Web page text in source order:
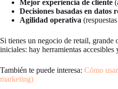
Mejor experiencia de cliente
Decisiones basadas en datos
Agilidad operativa
Si tienes un negocio de retail, grande
iniciales: hay herramientas accesibles
También te puede interesa: Cómo
marketing)